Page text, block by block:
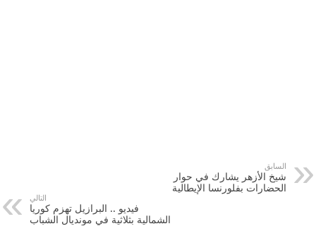
السابق
شيخ الأزهر يشارك في حوار
الحضارات بفلورنسا الإيطالية
التالي
فيديو .. البرازيل تهزم كوريا
الشمالية بثلاثية في مونديال الشباب